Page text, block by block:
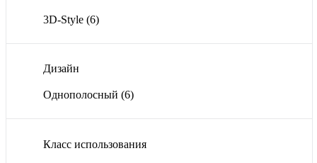
3D-Style (6)
Дизайн
Однополосный (6)
Класс использования